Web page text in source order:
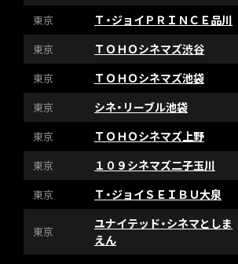
東京
Ｔ・ジョイＰＲＩＮＣＥ品川
東京
ＴＯＨＯシネマズ渋谷
東京
ＴＯＨＯシネマズ池袋
東京
シネ・リーブル池袋
東京
ＴＯＨＯシネマズ上野
東京
１０９シネマズ二子玉川
東京
Ｔ・ジョイＳＥＩＢＵ大泉
東京
ユナイテッド・シネマとしま
えん